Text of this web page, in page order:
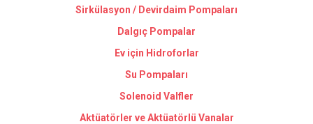
Sirkülasyon / Devirdaim Pompaları
Dalgıç Pompalar
Ev için Hidroforlar
Su Pompaları
Solenoid Valfler
Aktüatörler ve Aktüatörlü Vanalar